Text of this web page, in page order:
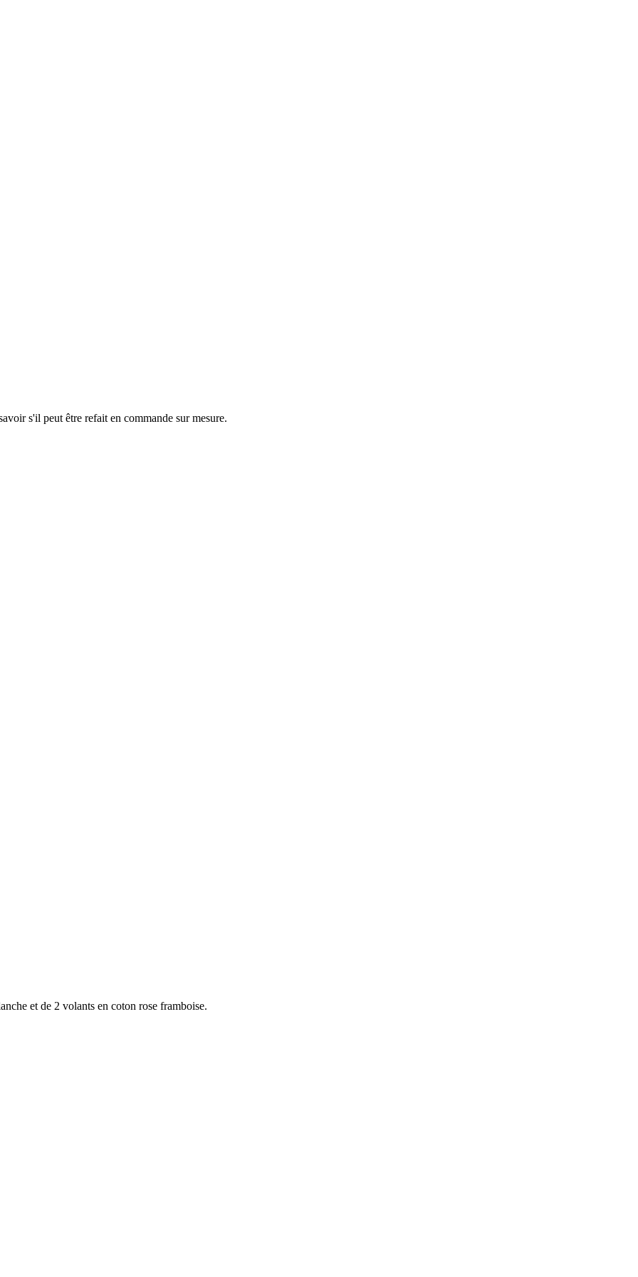
s'il peut être refait en commande sur mesure.
et de 2 volants en coton rose framboise.